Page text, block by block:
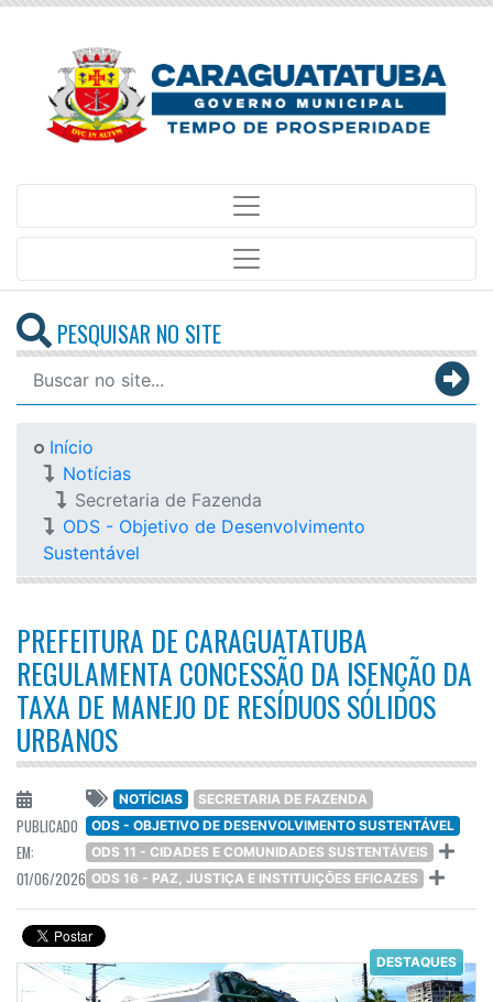
PESQUISAR NO SITE
Início
Notícias
Secretaria de Fazenda
ODS - Objetivo de Desenvolvimento
Sustentável
PREFEITURA DE CARAGUATATUBA
REGULAMENTA CONCESSÃO DA ISENÇÃO DA
TAXA DE MANEJO DE RESÍDUOS SÓLIDOS
URBANOS
PUBLICADO
EM:
01/06/2026
NOTÍCIAS
SECRETARIA DE FAZENDA
ODS - OBJETIVO DE DESENVOLVIMENTO SUSTENTÁVEL
ODS 11 - CIDADES E COMUNIDADES SUSTENTÁVEIS
ODS 16 - PAZ, JUSTIÇA E INSTITUIÇÕES EFICAZES
DESTAQUES